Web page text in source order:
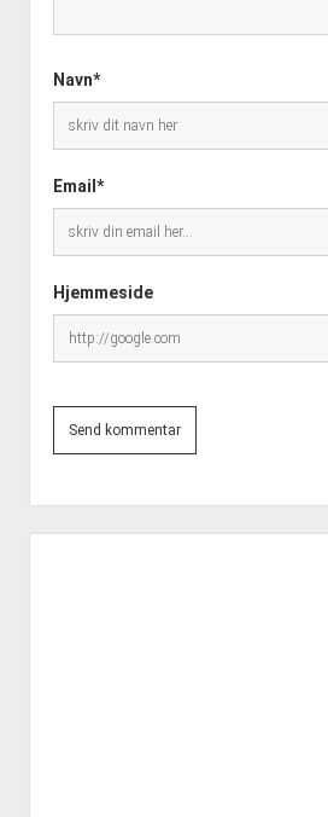
Navn*
Email*
Hjemmeside